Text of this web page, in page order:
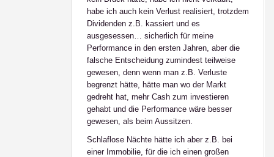
habe ich auch kein Verlust realisiert, trotzdem
Dividenden z.B. kassiert und es
ausgesessen… sicherlich für meine
Performance in den ersten Jahren, aber die
falsche Entscheidung zumindest teilweise
gewesen, denn wenn man z.B. Verluste
begrenzt hätte, hätte man wo der Markt
gedreht hat, mehr Cash zum investieren
gehabt und die Performance wäre besser
gewesen, als beim Aussitzen.
Schlaflose Nächte hätte ich aber z.B. bei
einer Immobilie, für die ich einen großen